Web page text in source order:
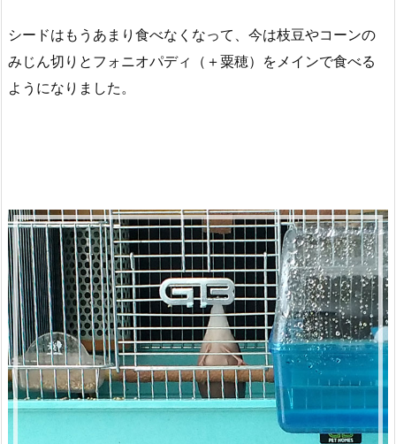
シードはもうあまり食べなくなって、今は枝豆やコーンの
みじん切りとフォニオパディ（＋粟穂）をメインで食べる
ようになりました。